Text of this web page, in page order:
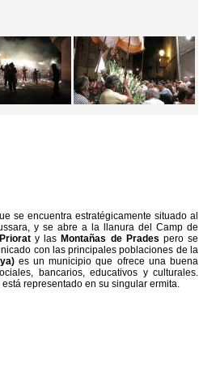
se encuentra estratégicamente situado al
y se abre a la llanura del Camp de
Prioraty las Montañas de Prades pero se
con las principales poblaciones de la
es un municipio que ofrece una buena
bancarios, educativos y culturales.
está representado en su singular ermita.